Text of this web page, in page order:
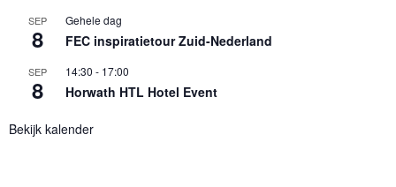
SEP
8
Gehele dag
FEC inspiratietour Zuid-Nederland
SEP
8
14:30 - 17:00
Horwath HTL Hotel Event
Bekijk kalender